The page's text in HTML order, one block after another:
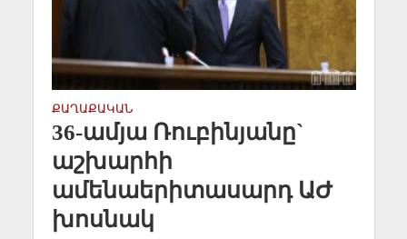
ՔԱՂԱՔԱԿԱՆ
36-ամյա Ռուբինյանը`
աշխարհի
ամենաերիտասարդ ԱԺ
խոսնակ